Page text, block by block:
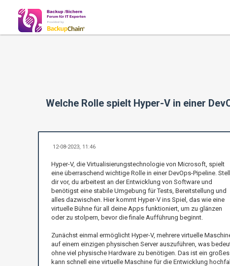
Welche Rolle spielt Hyper-V in einer
12-08-2023, 11:46
Hyper-V, die Virtualisierungstechnologie von Microsoft, spielt
eine überraschend wichtige Rolle in einer DevOps-Pipeline. Stell
dir vor, du arbeitest an der Entwicklung von Software und
benötigst eine stabile Umgebung für Tests, Bereitstellung und
alles dazwischen. Hier kommt Hyper-V ins Spiel, das wie eine
virtuelle Bühne für all deine Apps funktioniert, um zu glänzen
oder zu stolpern, bevor die finale Aufführung beginnt.
Zunächst einmal ermöglicht Hyper-V, mehrere virtuelle
auf einem einzigen physischen Server auszuführen, was
ohne viel physische Hardware zu benötigen. Das ist ein
kann schnell eine virtuelle Maschine für die Entwicklung